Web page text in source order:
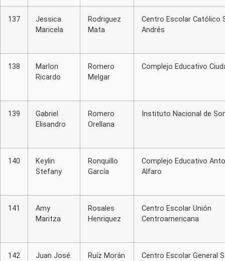
137
Jessica
Maricela
Rodriguez
Mata
Centro Escolar Católico
Andrés
138
Marlon
Ricardo
Romero
Melgar
Complejo Educativo
139
Gabriel
Elisandro
Romero
Orellana
Instituto Nacional de
140
Keylin
Stefany
Ronquillo
García
Complejo Educativo
Alfaro
141
Amy
Maritza
Rosales
Henriquez
Centro Escolar Unión
Centroamericana
142 Juan José Ruíz Morán
Centro Escolar General